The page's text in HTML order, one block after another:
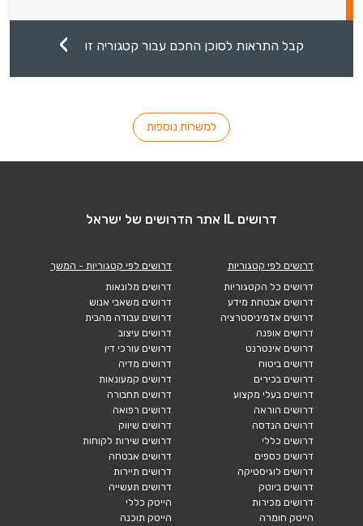
קבל התראות לסוכן החכם עבור קטגוריה זו
למשרות נוספות
דרושים IL אתר הדרושים של ישראל
דרושים לפי קטגוריות
דרושים כל הקטגוריות
דרושים אבטחת מידע
דרושים אדמיניסטרציה
דרושים אופנה
דרושים אינטרנט
דרושים ביטוח
דרושים בכירים
דרושים בעלי מקצוע
דרושים הוראה
דרושים הנדסה
דרושים כללי
דרושים כספים
דרושים לוגיסטיקה
דרושים ביוטק
דרושים מכירות
הייטק חומרה
דרושים לפי קטגוריות - המשך
דרושים מלונאות
דרושים משאבי אנוש
דרושים עבודה מהבית
דרושים עיצוב
דרושים עורכי דין
דרושים מדיה
דרושים קמעונאות
דרושים תחבורה
דרושים רפואה
דרושים שיווק
דרושים שירות לקוחות
דרושים אבטחה
דרושים תיירות
דרושים תעשייה
הייטק כללי
הייטק תוכנה